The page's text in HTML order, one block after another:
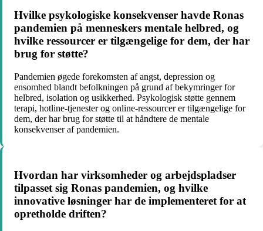
Hvilke psykologiske konsekvenser havde Ronas
pandemien på menneskers mentale helbred, og
hvilke ressourcer er tilgængelige for dem, der har
brug for støtte?
Pandemien øgede forekomsten af angst, depression og
ensomhed blandt befolkningen på grund af bekymringer for
helbred, isolation og usikkerhed. Psykologisk støtte gennem
terapi, hotline-tjenester og online-ressourcer er tilgængelige for
dem, der har brug for støtte til at håndtere de mentale
konsekvenser af pandemien.
Hvordan har virksomheder og arbejdspladser
tilpasset sig Ronas pandemien, og hvilke
innovative løsninger har de implementeret for at
opretholde driften?